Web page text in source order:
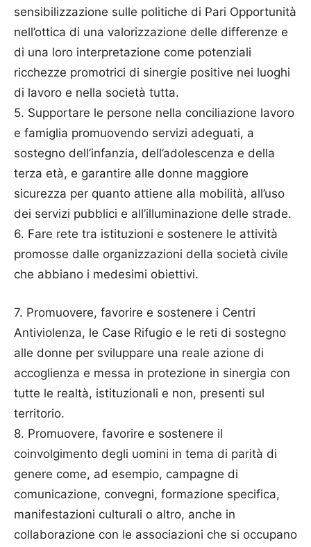
sensibilizzazione sulle politiche di Pari Opportunità
nell’ottica di una valorizzazione delle differenze e
di una loro interpretazione come potenziali
ricchezze promotrici di sinergie positive nei luoghi
di lavoro e nella società tutta.
5. Supportare le persone nella conciliazione lavoro
e famiglia promuovendo servizi adeguati, a
sostegno dell’infanzia, dell’adolescenza e della
terza età, e garantire alle donne maggiore
sicurezza per quanto attiene alla mobilità, all’uso
dei servizi pubblici e all’illuminazione delle strade.
6. Fare rete tra istituzioni e sostenere le attività
promosse dalle organizzazioni della società civile
che abbiano i medesimi obiettivi.
7. Promuovere, favorire e sostenere i Centri
Antiviolenza, le Case Rifugio e le reti di sostegno
alle donne per sviluppare una reale azione di
accoglienza e messa in protezione in sinergia con
tutte le realtà, istituzionali e non, presenti sul
territorio.
8. Promuovere, favorire e sostenere il
coinvolgimento degli uomini in tema di parità di
genere come, ad esempio, campagne di
comunicazione, convegni, formazione specifica,
manifestazioni culturali o altro, anche in
collaborazione con le associazioni che si occupano